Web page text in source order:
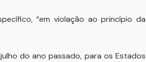
“em violação ao princípio da
do ano passado, para os Estados